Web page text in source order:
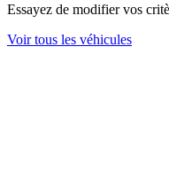
Essayez de modifier vos
Voir tous les véhicules